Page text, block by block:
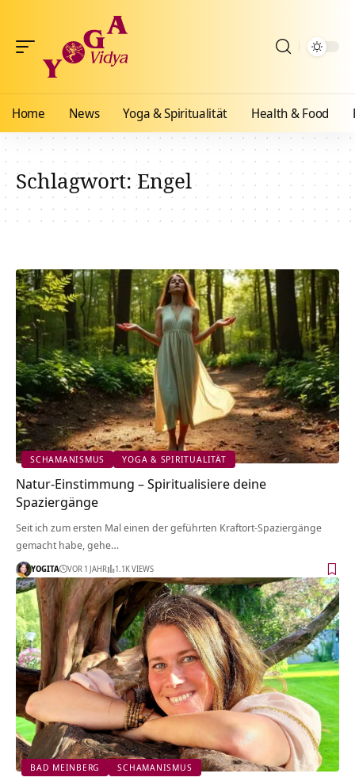
Home News Yoga & Spiritualität Health & Food
Schlagwort:Engel
SCHAMANISMUS YOGA & SPIRITUALITÄT
Natur-Einstimmung – Spiritualisiere deine
Spaziergänge
Seit ich zum ersten Mal einen der geführten Kraftort-Spaziergänge
gemacht habe, gehe…
YOGITA VOR 1 JAHR 1.1K VIEWS
BAD MEINBERG SCHAMANISMUS